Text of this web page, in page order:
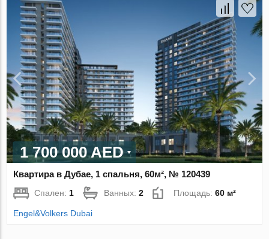
1 700 000 AED
Квартира в Дубае, 1 спальня, 60м², № 120439
Спален: 1 Ванных:2 Площадь:60 м²
Engel&Volkers Dubai